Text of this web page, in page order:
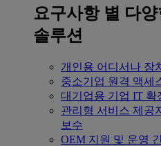
요구사항 별 다양
솔루션
개인용 어디서나 장
중소기업 원격 액세
대기업용 기업 IT 확
관리형 서비스 제공
보수
OEM 지원 및 운영